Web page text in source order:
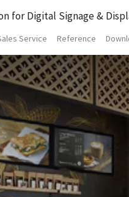
for Digital Signage &
Service Reference